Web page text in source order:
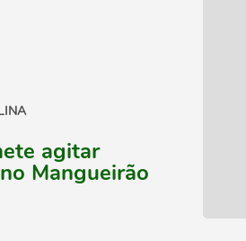
agitar
Mangueirão